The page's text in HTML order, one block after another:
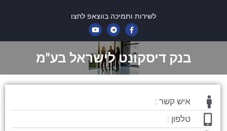
לשירות ותמיכה בווצאפ לחצו
בנק דיסקונט לישראל בע"מ
איש קשר :
טלפון :